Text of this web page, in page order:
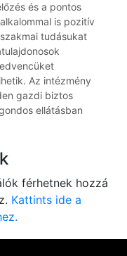
és a pontos
is pozitív
tudásukat
Az intézmény
gazdi biztos
ellátásban
férhetnek hozzá
Kattints ide a